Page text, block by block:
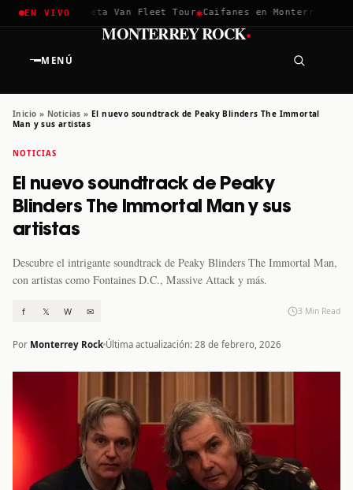
EN VIVO
2026 ✱Greta Van Fleet Tour✱Caifanes en Monterrey · 12
MENÚ
MONTERREY ROCK·
Inicio » Noticias » El nuevo soundtrack de Peaky Blinders The Immortal
Man y sus artistas
NOTICIAS
El nuevo soundtrack de Peaky
Blinders The Immortal Man y sus
artistas
Descubre el intrigante soundtrack de Peaky Blinders The Immortal Man,
con artistas como Fontaines D.C., Massive Attack y más.
f 𝕏 W ✉ 3 Min Read
Por Monterrey Rock Última actualización: 28 de febrero, 2026